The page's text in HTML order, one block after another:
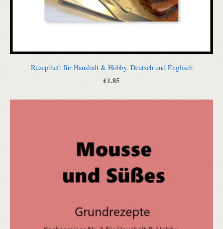
Rezeptheft für Haushalt & Hobby. Deutsch und Englisch
€1.85